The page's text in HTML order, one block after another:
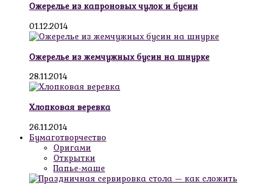
Ожерелье из капроновых чулок и бусин
01.12.2014
Ожерелье из жемчужных бусин на шнурке
28.11.2014
Хлопковая веревка
26.11.2014
Бумаготворчество
Оригами
Открытки
Папье-маше